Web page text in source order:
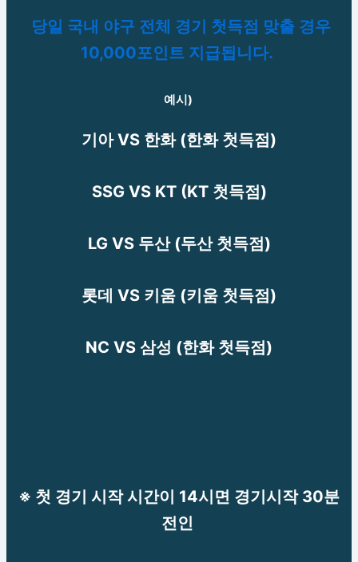
당일 국내 야구 전체 경기 첫득점 맞출 경우
10,000포인트 지급됩니다.
예시)
기아 VS 한화 (한화 첫득점)
SSG VS KT (KT 첫득점)
LG VS 두산 (두산 첫득점)
롯데 VS 키움 (키움 첫득점)
NC VS 삼성 (한화 첫득점)
※ 첫 경기 시작 시간이 14시면 경기시작 30분
전인